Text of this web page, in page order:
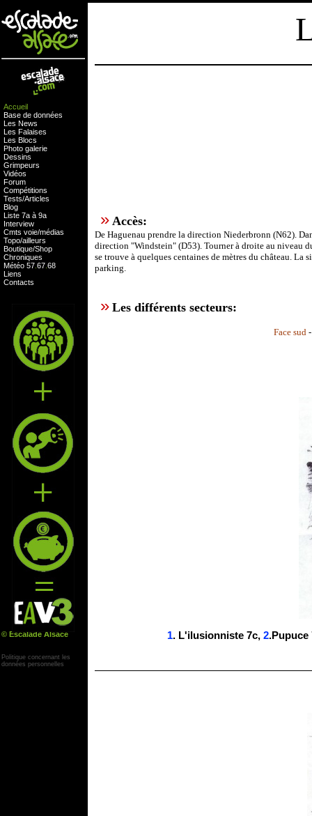
Accueil
Base de données
Les News
Les Falaises
Les Blocs
Photo galerie
Dessins
Grimpeurs
Vidéos
Forum
Compétitions
Tests/Articles
Blog
Liste 7a à 9a
Interview
Cmts voie/médias
Topo/ailleurs
Boutique/Shop
Chroniques
Météo 57 67 68
Liens
Contacts
© Escalade Alsace
Politique concernant les
données personnelles
» Accès:
De Haguenau prendre la direction Niederbronn (N62).
direction "Windstein" (D53). Tourner à droite au niveau
se trouve à quelques centaines de mètres du château. La
parking.
» Les différents secteurs:
Face sud
1. L'ilusionniste 7c, 2.Pupuce